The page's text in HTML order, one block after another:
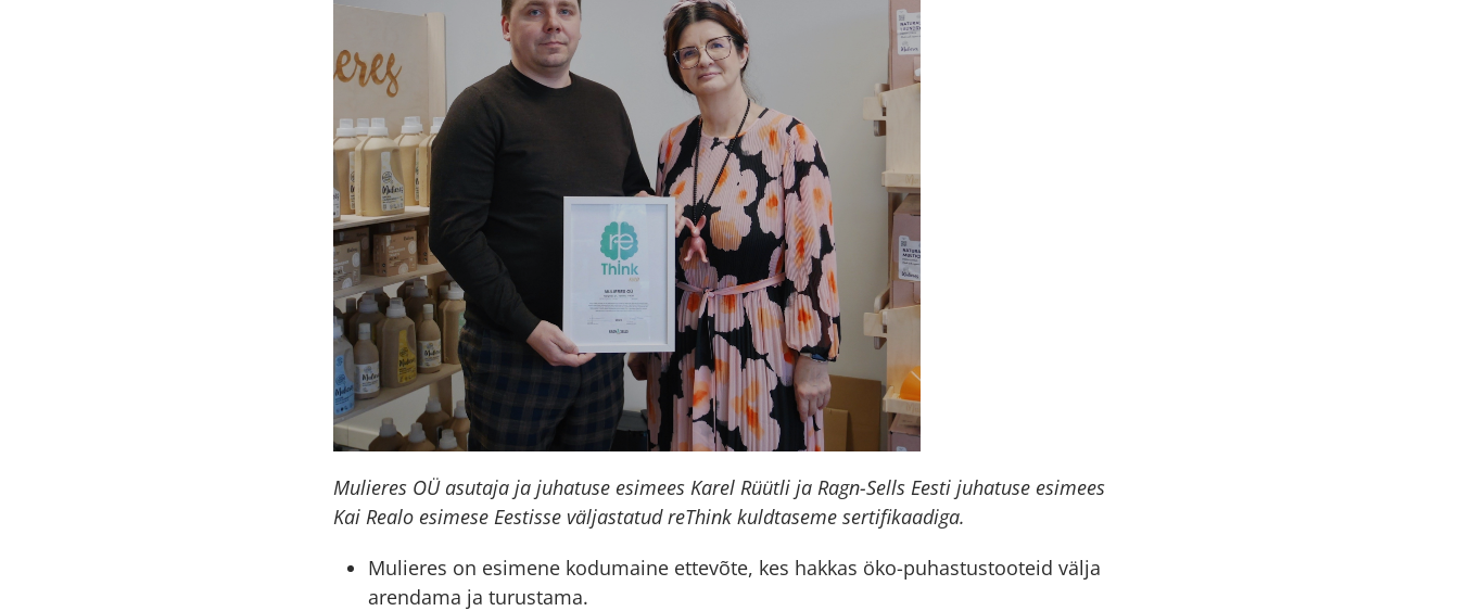
Mulieres OÜ asutaja ja juhatuse esimees Karel Rüütli ja Ragn-Sells Eesti juhatuse esimees
Kai Realo esimese Eestisse väljastatud reThink kuldtaseme sertifikaadiga.
Mulieres on esimene kodumaine ettevõte, kes hakkas öko-puhastustooteid välja
arendama ja turustama.